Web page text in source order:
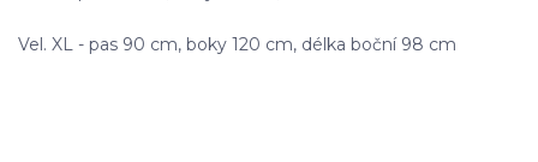
Vel. XL - pas 90 cm, boky 120 cm, délka boční 98 cm